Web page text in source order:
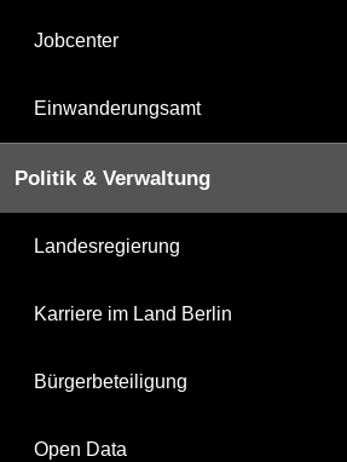
Jobcenter
Einwanderungsamt
Politik & Verwaltung
Landesregierung
Karriere im Land Berlin
Bürgerbeteiligung
Open Data